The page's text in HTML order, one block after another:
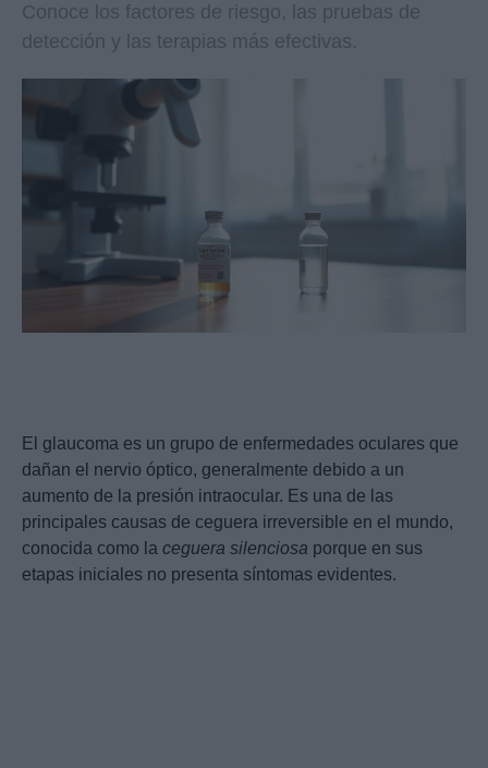
Conoce los factores de riesgo, las pruebas de
detección y las terapias más efectivas.
El glaucoma es un grupo de enfermedades oculares que
dañan el nervio óptico, generalmente debido a un
aumento de la presión intraocular. Es una de las
principales causas de ceguera irreversible en el mundo,
conocida como la ceguera silenciosa porque en sus
etapas iniciales no presenta síntomas evidentes.